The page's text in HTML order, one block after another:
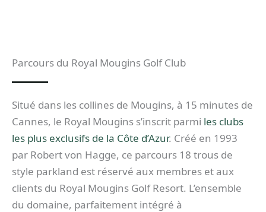
Parcours du Royal Mougins Golf Club
Situé dans les collines de Mougins, à 15 minutes de
Cannes, le Royal Mougins s’inscrit parmi les clubs
les plus exclusifs de la Côte d’Azur. Créé en 1993
par Robert von Hagge, ce parcours 18 trous de
style parkland est réservé aux membres et aux
clients du Royal Mougins Golf Resort. L’ensemble
du domaine, parfaitement intégré à